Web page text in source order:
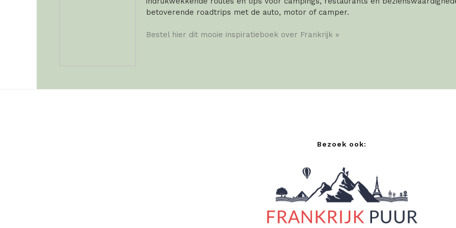
betoverende roadtrips met de auto, motor of camper.
Bestel hier dit mooie inspiratieboek over Frankrijk »
Bezoek ook: